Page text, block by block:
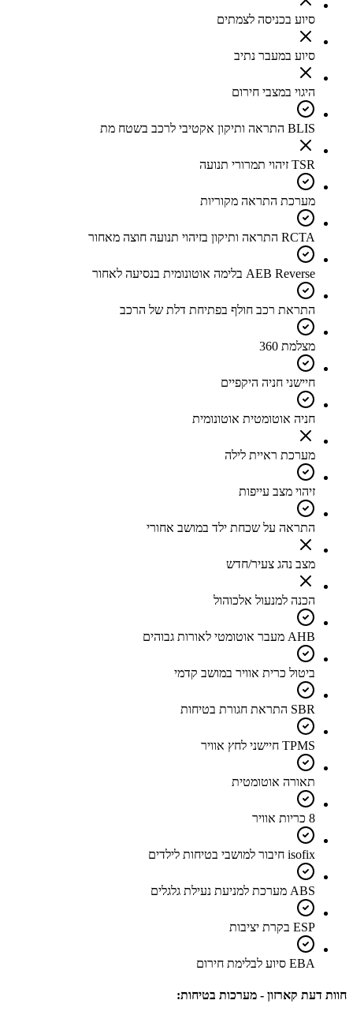
סיוע בכניסה לצמתים
סיוע במעבר נתיב
היגוי במצבי חירום
BLIS התראה ותיקון אקטיבי לרכב בשטח מת
TSR זיהוי תמרורי תנועה
מערכת התראה מקוריות
RCTA התראה ותיקון בזיהוי תנועה חוצה מאחור
AEB Reverse בלימה אוטונומית בנסיעה לאחור
התראת רכב חולף בפתיחת דלת של הרכב
מצלמת 360
חיישני חניה היקפיים
חניה אוטומטית אוטונומית
מערכת ראיית לילה
זיהוי מצב עייפות
התראה על שכחת ילד במושב אחורי
מצב נהג צעיר/חדש
הכנה למנעול אלכוהול
AHB מעבר אוטומטי לאורות גבוהים
ביטול כרית אוויר במושב קדמי
SBR התראת חגורת בטיחות
TPMS חיישני לחץ אוויר
תאורה אוטומטית
8 כריות אוויר
isofix חיבור למושבי בטיחות לילדים
ABS מערכת למניעת נעילת גלגלים
ESP בקרת יציבות
EBA סיוע לבלימת חירום
חוות דעת קארזון - מערכות בטיחות: